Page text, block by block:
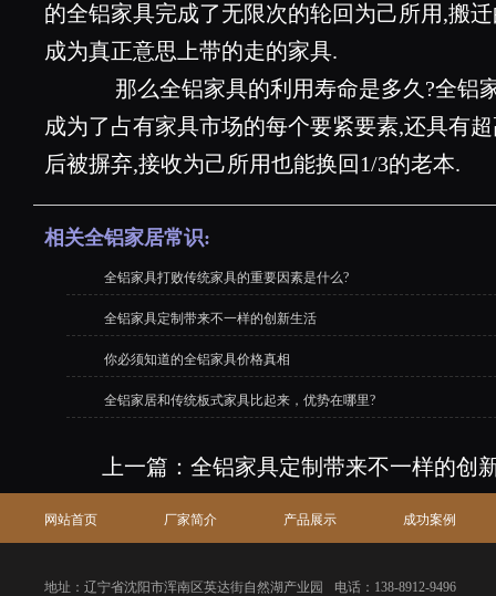
的全铝家具完成了无限次的轮回为己所用,搬
成为真正意思上带的走的家具.
那么全铝家具的利用寿命是多久?全铝
成为了占有家具市场的每个要紧要素,还具有
后被摒弃,接收为己所用也能换回1/3的老本.
相关全铝家居常识:
全铝家具打败传统家具的重要因素是什么?
全铝家具定制带来不一样的创新生活
你必须知道的全铝家具价格真相
全铝家居和传统板式家具比起来，优势在哪里?
上一篇： 全铝家具定制带来不一样的创
网站首页 厂家简介 产品展示 成功案例
地址：辽宁省沈阳市浑南区英达街自然湖产业园 电话：138-8912-9496